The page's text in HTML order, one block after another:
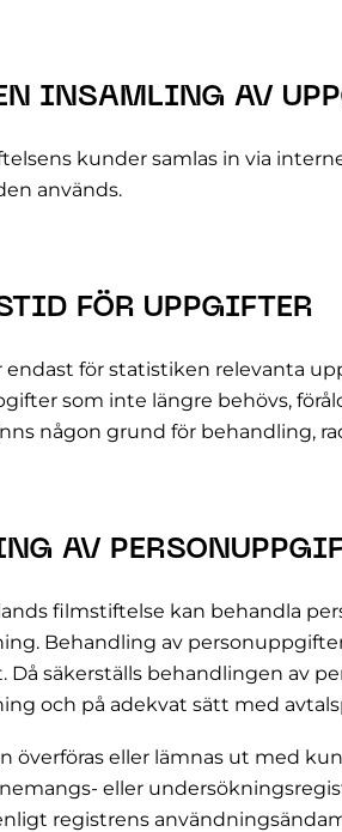
INSAMLING AV
kunder samlas in via
används.
FÖR UPPGIFTER
endast för statistiken relevanta
som inte längre behövs,
någon grund för behandling,
AV
filmstiftelse kan behandla
Behandling av
Då säkerställs behandlingen av
och på adekvat sätt med
överföras eller lämnas ut med
eller
registrens